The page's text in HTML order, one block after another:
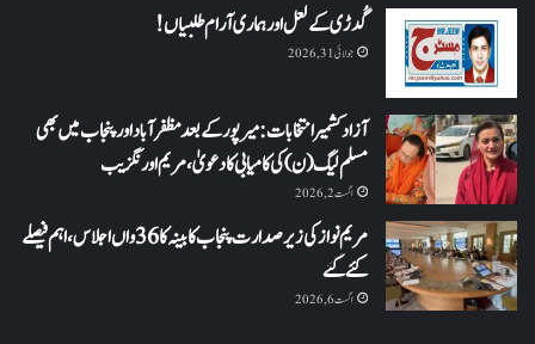
گُدڑی کے لعل اور ہماری آرام طلبیاں!
جولائی 31, 2026
آزاد کشمیر انتخابات: میرپور کے بعد مظفرآباد اور پنجاب میں بھی
مسلم لیگ (ن) کی کامیابی کا دعویٰ، مریم اورنگزیب
اگست 2, 2026
مریم نواز کی زیر صدارت پنجاب کابینہ کا 36واں اجلاس،اہم فیصلے
کئے گئے
اگست 6, 2026